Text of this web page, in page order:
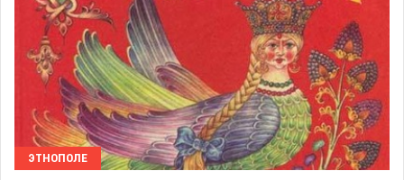
ЭТНОПОЛЕ